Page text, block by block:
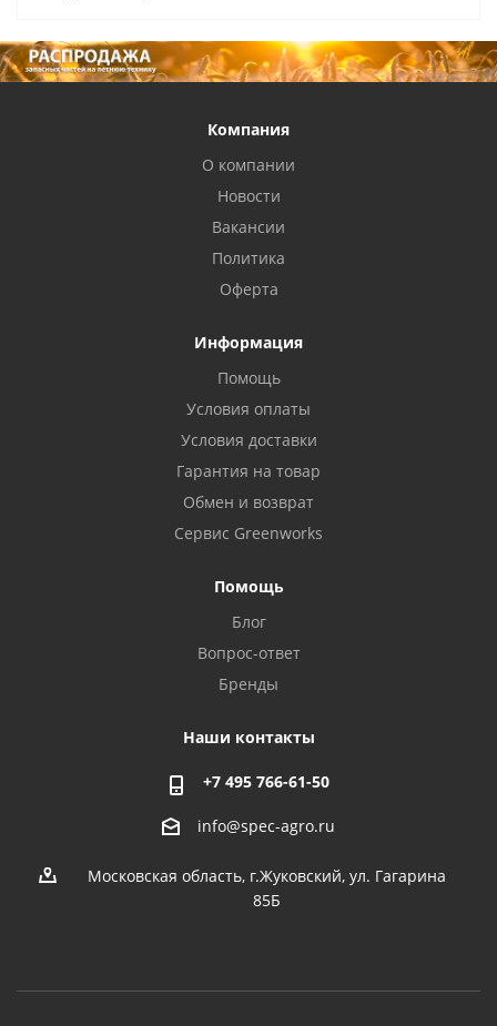
Компания
О компании
Новости
Вакансии
Политика
Оферта
Информация
Помощь
Условия оплаты
Условия доставки
Гарантия на товар
Обмен и возврат
Сервис Greenworks
Помощь
Блог
Вопрос-ответ
Бренды
Наши контакты
+7 495 766-61-50
info@spec-agro.ru
Московская область, г.Жуковский, ул. Гагарина
85Б